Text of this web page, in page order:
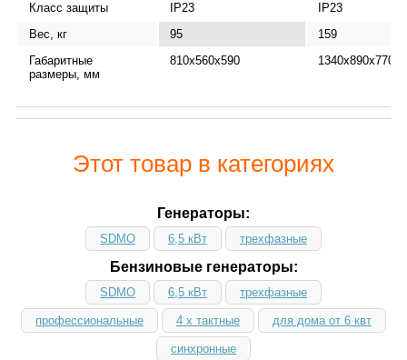
Класс защиты
IP23
IP23
Вес, кг
95
159
Габаритные
размеры, мм
810x560x590 1340х890х770
Этот товар в категориях
Генераторы:
SDMO 6,5 кВт трехфазные
Бензиновые генераторы:
SDMO 6,5 кВт трехфазные
профессиональные 4 х тактные для дома от 6 квт
синхронные